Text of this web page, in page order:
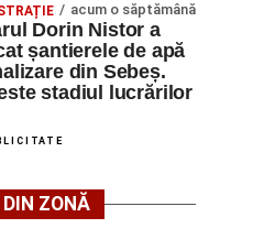
acum o săptămână
Dorin Nistor a
șantierele de apă
din Sebeș.
stadiul lucrărilor
ZONĂ